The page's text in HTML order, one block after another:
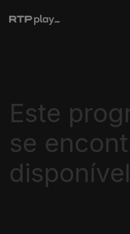
Este
se
disponível